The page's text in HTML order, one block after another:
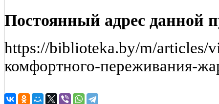
Постоянный адрес данной
https://biblioteka.by/m/articles/
комфортного-переживания-